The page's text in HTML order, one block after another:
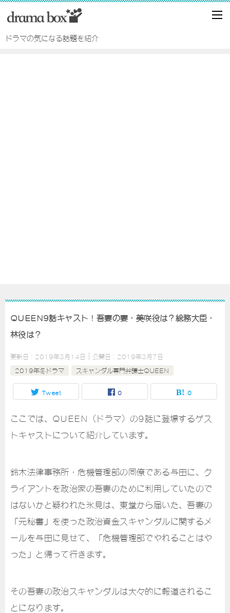
ドラマの気になる話題を紹介
QUEEN9話キャスト！吾妻の妻・美咲役は？総務大臣・
林役は？
更新日： 2019年3月14日 公開日： 2019年3月7日
2019年冬ドラマ
スキャンダル専門弁護士QUEEN
Tweet 0 0
ここでは、QUEEN（ドラマ）の9話に登場するゲス
トキャストについて紹介しています。
鈴木法律事務所・危機管理部の同僚である与田に、ク
ライアントを政治家の吾妻のために利用していたので
はないかと疑われた氷見は、東堂から届いた、吾妻の
「元秘書」を使った政治資金スキャンダルに関するメ
ールを与田に見せて、「危機管理部でやれることはや
った」と帰って行きます。
その吾妻の政治スキャンダルは大々的に報道されるこ
とになります。